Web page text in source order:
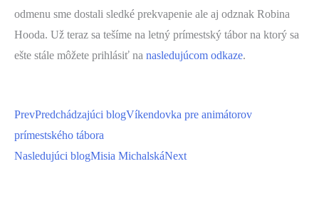
odmenu sme dostali sledké prekvapenie ale aj odznak Robina
Hooda. Už teraz sa tešíme na letný prímestský tábor na ktorý sa
ešte stále môžete prihlásiť na nasledujúcom odkaze.
PrevPredchádzajúci blogVíkendovka pre animátorov
prímestského tábora
Nasledujúci blogMisia MichalskáNext